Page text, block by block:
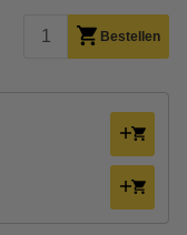
Bestellen